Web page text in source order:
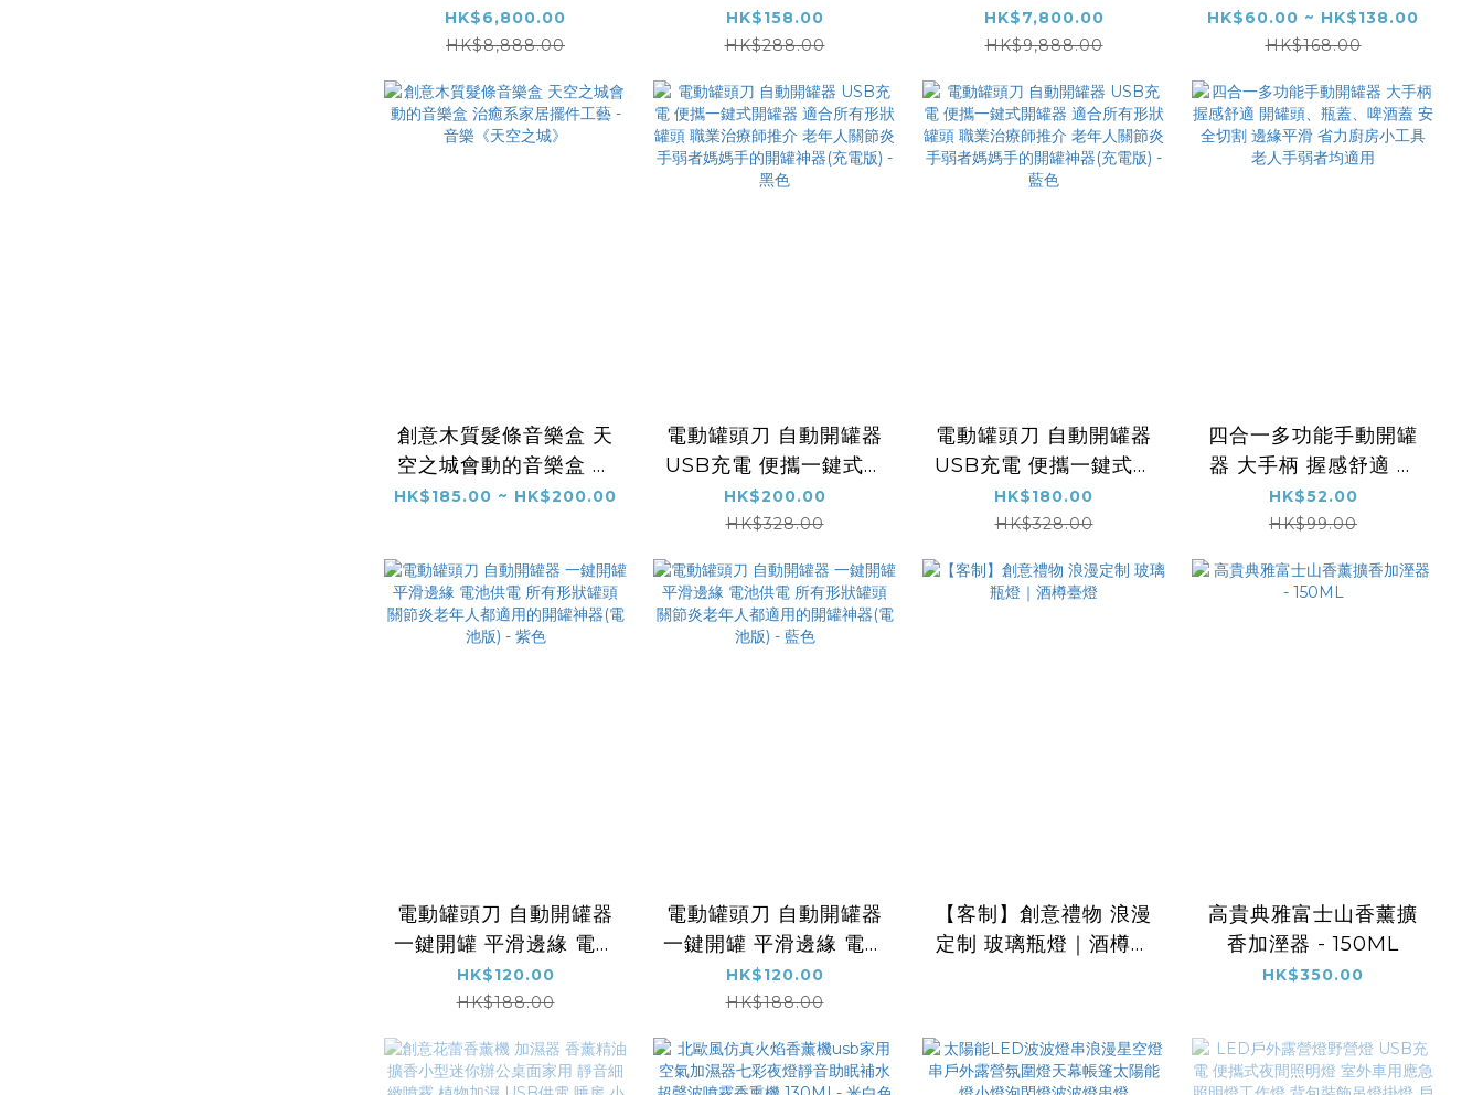
除臭 家用超大號 APP
遠程控制 高清視頻監控
便袋1卷/20個）
HK$6,800.00
HK$8,888.00
衣物的救星 寵物窩墊清
潔神器 強力寵物毛髮清
HK$158.00
HK$288.00
官」的幸福｜高級鋼琴
漆工艺機殼 您貓咪的黑
曜石宮殿 - 靜睿黑 (送集
便袋1卷/20個+貓砂5
袋）
HK$7,800.00
HK$9,888.00
列、深冬系列、畢業季
系列潮搭隨你換，畢業
款服飾顔色图案隨機）
HK$60.00 ~ HK$138.00
HK$168.00
創意木質髮條音樂盒 天
空之城會動的音樂盒 治
癒系家居擺件工藝 - 音
HK$185.00 ~ HK$200.00
電動罐頭刀 自動開罐器
USB充電 便攜一鍵式開
罐器 適合所有形狀罐頭
職業治療師推介 老年人
開罐神器(充電版) - 黑
色
HK$200.00
HK$328.00
電動罐頭刀 自動開罐器
USB充電 便攜一鍵式開
罐器 適合所有形狀罐頭
職業治療師推介 老年人
開罐神器(充電版) - 藍
HK$180.00
HK$328.00
四合一多功能手動開罐
器 大手柄 握感舒適 開
罐頭、瓶蓋、啤酒蓋 安
全切割 邊緣平滑 省力廚
房小工具 老人手弱者均
適用
HK$52.00
HK$99.00
電動罐頭刀 自動開罐器
一鍵開罐 平滑邊緣 電池
供電 所有形狀罐頭 關節
炎老年人都適用的開罐
HK$120.00
HK$188.00
電動罐頭刀 自動開罐器
一鍵開罐 平滑邊緣 電池
供電 所有形狀罐頭 關節
炎老年人都適用的開罐
HK$120.00
HK$188.00
【客制】創意禮物 浪漫
定制 玻璃瓶燈｜酒樽臺
高貴典雅富士山香薰擴
香加溼器 - 150ML
HK$350.00